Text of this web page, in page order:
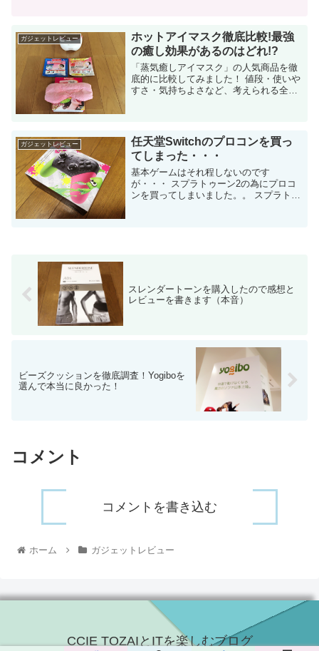
ガジェットレビュー
ホットアイマスク徹底比較!最強
の癒し効果があるのはどれ!?
「蒸気癒しアイマスク」の人気商品を徹
底的に比較してみました！ 値段・使いや
すさ・気持ちよさなど、考えられる全て
け知りた...
ガジェットレビュー
任天堂Switchのプロコンを買っ
てしまった・・・
基本ゲームはそれ程しないのです
が・・・ スプラトゥーン2の為にプロコ
ンを買ってしまいました。。 スプラトゥ
スレンダートーンを購入したので感想と
レビューを書きます（本音）
ビーズクッションを徹底調査！Yogiboを
選んで本当に良かった！
コメント
コメントを書き込む
ホーム ガジェットレビュー
CCIE TOZAIとITを楽しむブログ